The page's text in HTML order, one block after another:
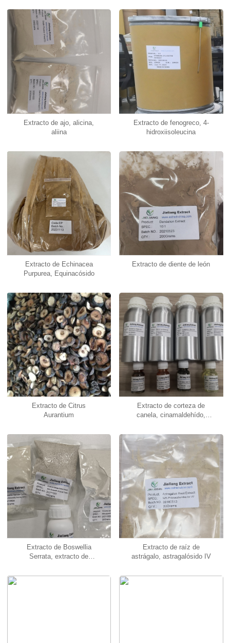
Extracto de ajo, alicina,
aliina
Extracto de fenogreco, 4-
hidroxiisoleucina
Extracto de Echinacea
Purpurea, Equinacósido
Extracto de diente de león
Extracto de Citrus
Aurantium
Extracto de corteza de
canela, cinamaldehído,
Extracto de Boswellia
Serrata, extracto de
Extracto de raíz de
astrágalo, astragalósido IV